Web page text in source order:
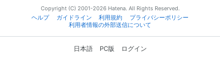
Copyright (C) 2001-2026 Hatena. All Rights Reserved.
ヘルプ
ガイドライン 利用規約
プライバシーポリシー
利用者情報の外部送信について
日本語 PC版 ログイン